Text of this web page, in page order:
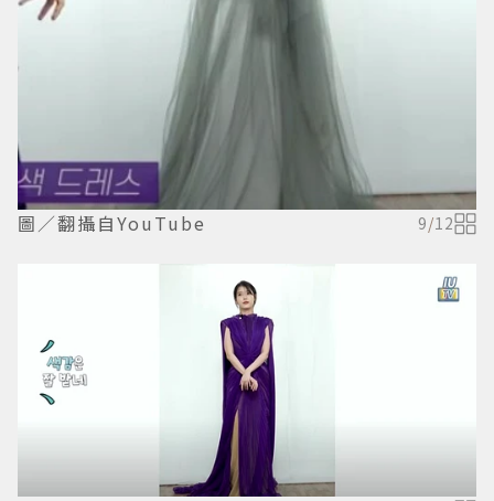
圖／翻攝自YouTube 9/12